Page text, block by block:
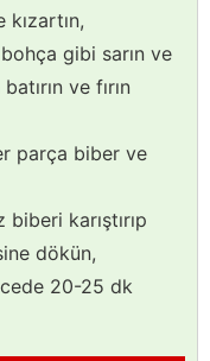
gibi sarın ve
ve fırın
parça biber ve
karıştırıp
dökün,
20-25 dk